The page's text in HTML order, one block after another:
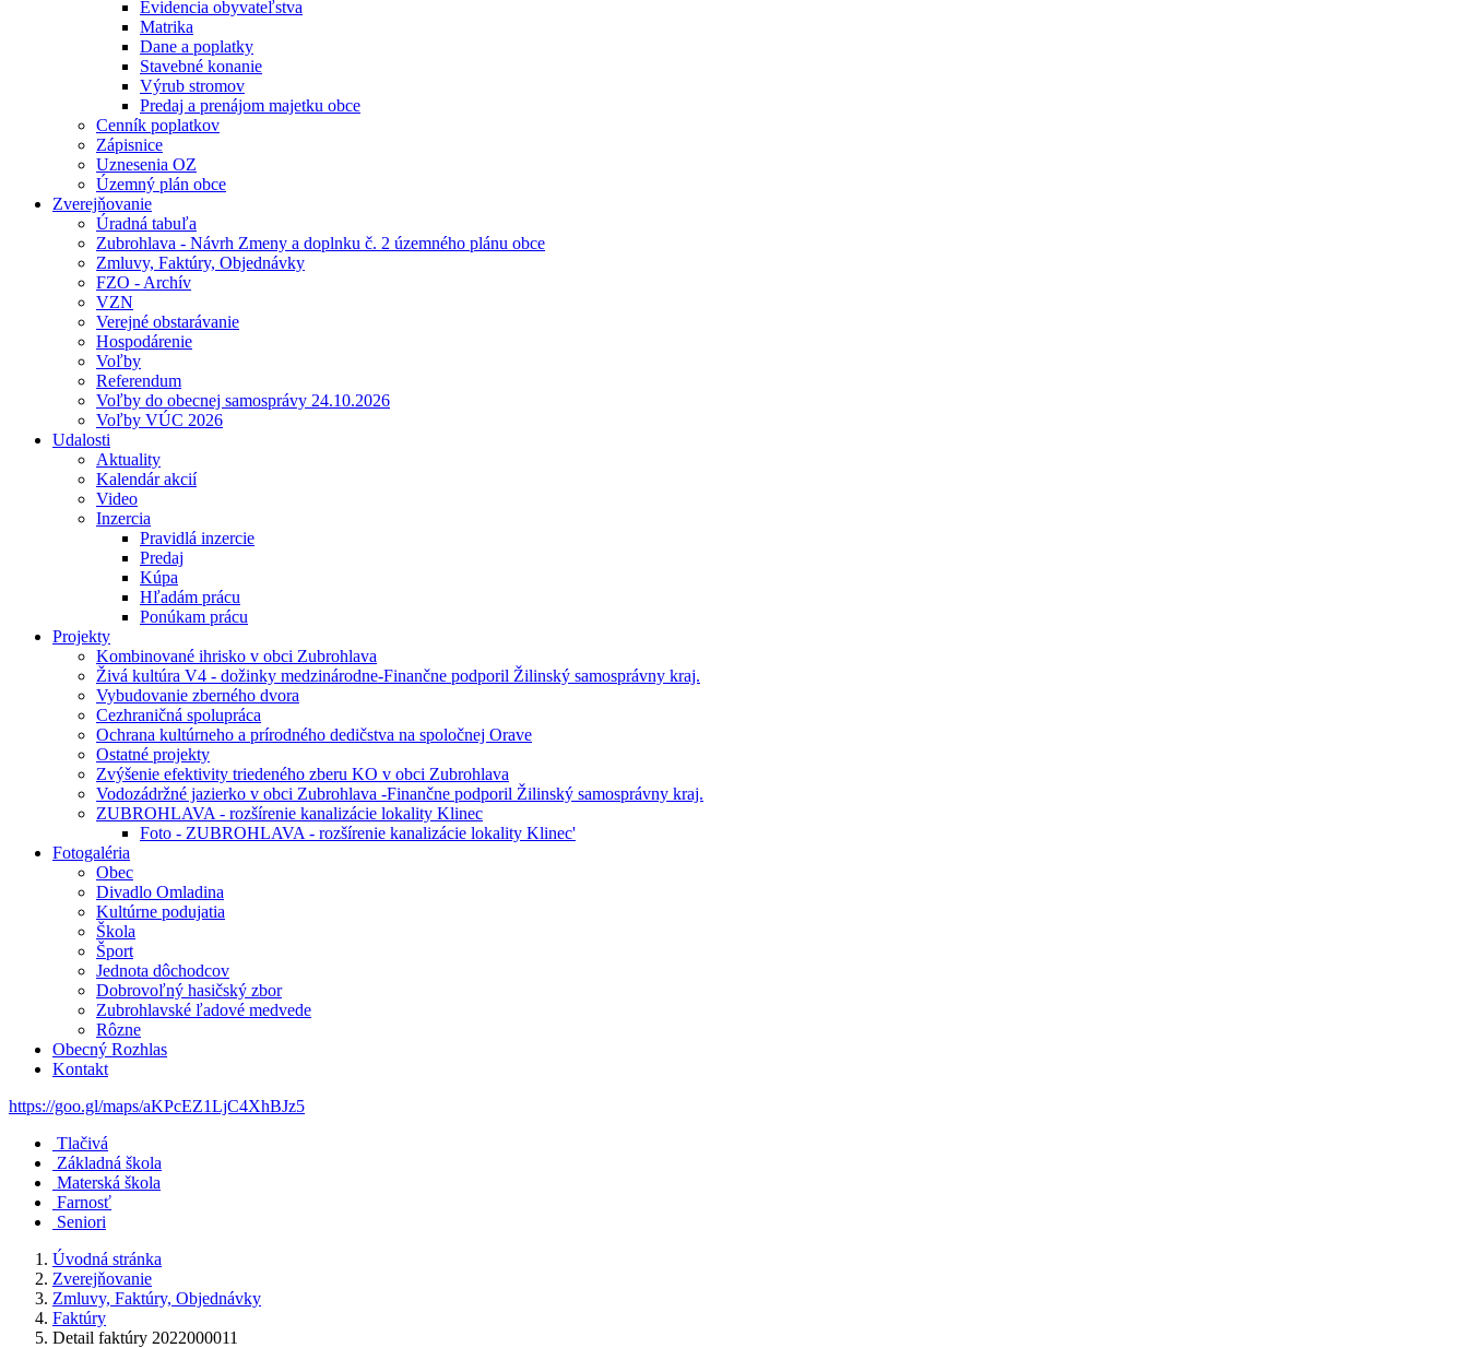
Evidencia obyvateľstva
Matrika
Dane a poplatky
Stavebné konanie
Výrub stromov
Predaj a prenájom majetku obce
Cenník poplatkov
Zápisnice
Uznesenia OZ
Územný plán obce
Zverejňovanie
Úradná tabuľa
Zubrohlava - Návrh Zmeny a doplnku č. 2 územného plánu obce
Zmluvy, Faktúry, Objednávky
FZO - Archív
VZN
Verejné obstarávanie
Hospodárenie
Voľby
Referendum
Voľby do obecnej samosprávy 24.10.2026
Voľby VÚC 2026
Udalosti
Aktuality
Kalendár akcií
Video
Inzercia
Pravidlá inzercie
Predaj
Kúpa
Hľadám prácu
Ponúkam prácu
Projekty
Kombinované ihrisko v obci Zubrohlava
Živá kultúra V4 - dožinky medzinárodne-Finančne podporil Žilinský samosprávny kraj.
Vybudovanie zberného dvora
Cezhraničná spolupráca
Ochrana kultúrneho a prírodného dedičstva na spoločnej Orave
Ostatné projekty
Zvýšenie efektivity triedeného zberu KO v obci Zubrohlava
Vodozádržné jazierko v obci Zubrohlava -Finančne podporil Žilinský samosprávny kraj.
ZUBROHLAVA - rozšírenie kanalizácie lokality Klinec
Foto - ZUBROHLAVA - rozšírenie kanalizácie lokality Klinec'
Fotogaléria
Obec
Divadlo Omladina
Kultúrne podujatia
Škola
Šport
Jednota dôchodcov
Dobrovoľný hasičský zbor
Zubrohlavské ľadové medvede
Rôzne
Obecný Rozhlas
Kontakt
https://goo.gl/maps/aKPcEZ1LjC4XhBJz5
Tlačivá
Základná škola
Materská škola
Farnosť
Seniori
Úvodná stránka
Zverejňovanie
Zmluvy, Faktúry, Objednávky
Faktúry
Detail faktúry 2022000011